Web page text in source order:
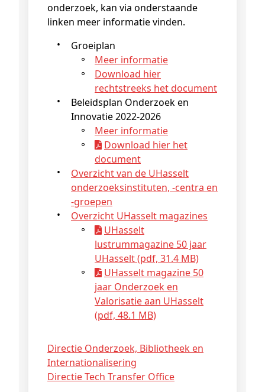
onderzoek, kan via onderstaande
linken meer informatie vinden.
Groeiplan
Meer informatie
Download hier
rechtstreeks het document
Beleidsplan Onderzoek en
Innovatie 2022-2026
Meer informatie
Download hier het
document
Overzicht van de UHasselt
onderzoeksinstituten, -centra en
-groepen
Overzicht UHasselt magazines
UHasselt
lustrummagazine 50 jaar
UHasselt (pdf, 31.4 MB)
UHasselt magazine 50
jaar Onderzoek en
Valorisatie aan UHasselt
(pdf, 48.1 MB)
Directie Onderzoek, Bibliotheek en
Internationalisering
Directie Tech Transfer Office